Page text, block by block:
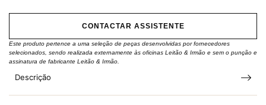
CONTACTAR ASSISTENTE
Este produto pertence a uma seleção de peças desenvolvidas por fornecedores
selecionados, sendo realizada externamente às oficinas Leitão & Irmão e sem o punção e
assinatura de fabricante Leitão & Irmão.
Descrição